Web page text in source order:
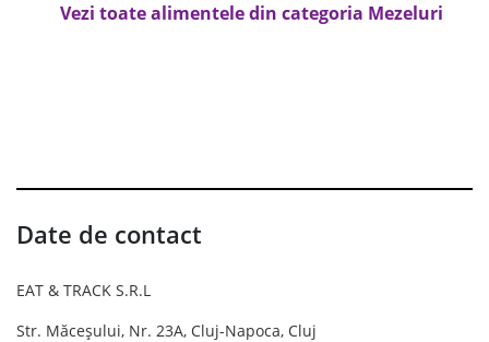
Vezi toate alimentele din categoria Mezeluri
Date de contact
EAT & TRACK S.R.L
Str. Măceșului, Nr. 23A, Cluj-Napoca, Cluj